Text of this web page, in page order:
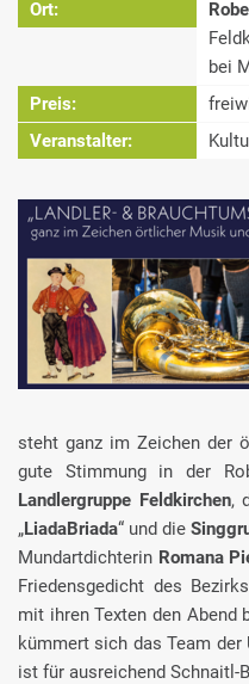
Ort:
bei
Preis:
Veranstalter:
steht ganz im Zeichen der
gute Stimmung in der
Landlergruppe Feldkirchen,
„LiadaBriada“ und die
Mundartdichterin Romana
Friedensgedicht des
mit ihren Texten den Abend
kümmert sich das Team
ist für ausreichend Schnaitl-